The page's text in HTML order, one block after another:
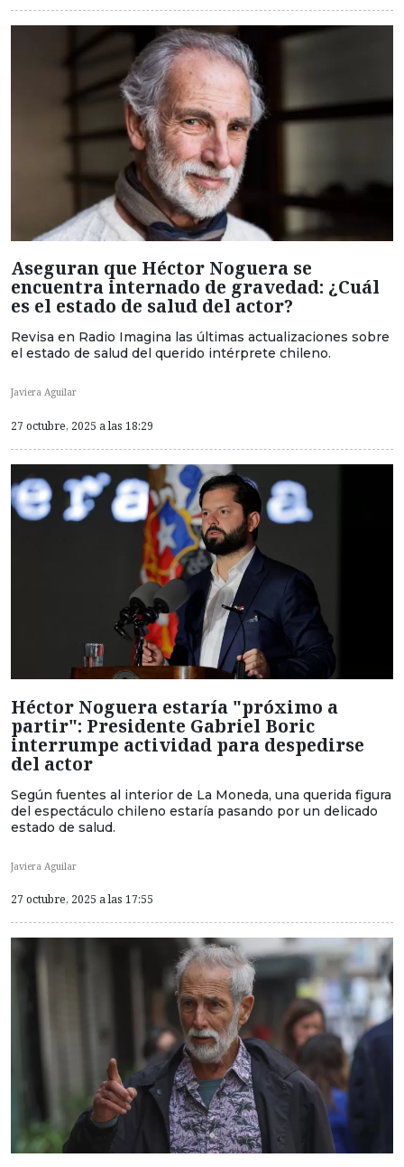
Aseguran que Héctor Noguera se
encuentra internado de gravedad: ¿Cuál
es el estado de salud del actor?
Revisa en Radio Imagina las últimas actualizaciones sobre
el estado de salud del querido intérprete chileno.
Javiera Aguilar
27 octubre, 2025 a las 18:29
Héctor Noguera estaría "próximo a
partir": Presidente Gabriel Boric
interrumpe actividad para despedirse
del actor
Según fuentes al interior de La Moneda, una querida figura
del espectáculo chileno estaría pasando por un delicado
estado de salud.
Javiera Aguilar
27 octubre, 2025 a las 17:55